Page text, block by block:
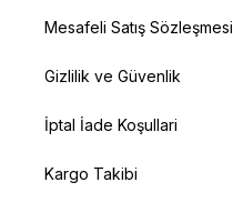
Mesafeli Satış Sözleşmesi
Gizlilik ve Güvenlik
İptal İade Koşullari
Kargo Takibi